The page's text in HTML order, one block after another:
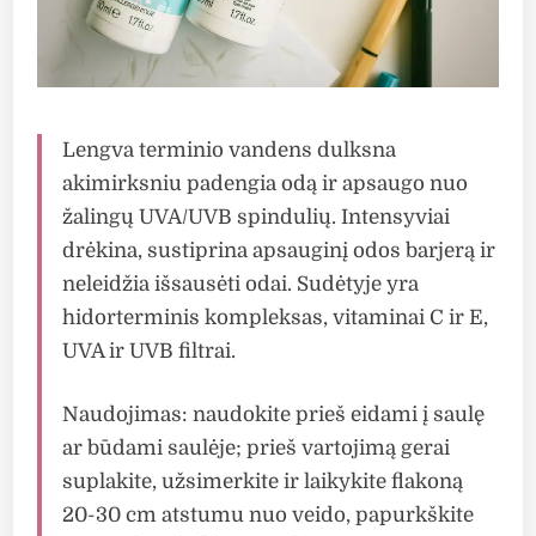
Lengva terminio vandens dulksna
akimirksniu padengia odą ir apsaugo nuo
žalingų UVA/UVB spindulių. Intensyviai
drėkina, sustiprina apsauginį odos barjerą ir
neleidžia išsausėti odai. Sudėtyje yra
hidorterminis kompleksas, vitaminai C ir E,
UVA ir UVB filtrai.
Naudojimas: naudokite prieš eidami į saulę
ar būdami saulėje; prieš vartojimą gerai
suplakite, užsimerkite ir laikykite flakoną
20-30 cm atstumu nuo veido, papurkškite